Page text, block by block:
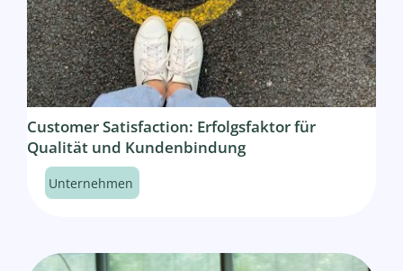
Customer Satisfaction: Erfolgsfaktor für
Qualität und Kundenbindung
Unternehmen